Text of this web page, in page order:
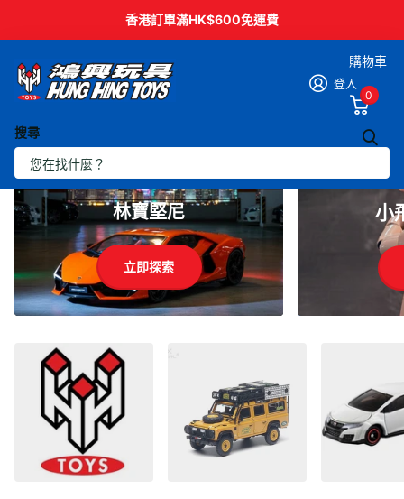
香港訂單滿HK$600免運費
搜尋
登入
購物車
0
林寶堅尼
立即探索
小